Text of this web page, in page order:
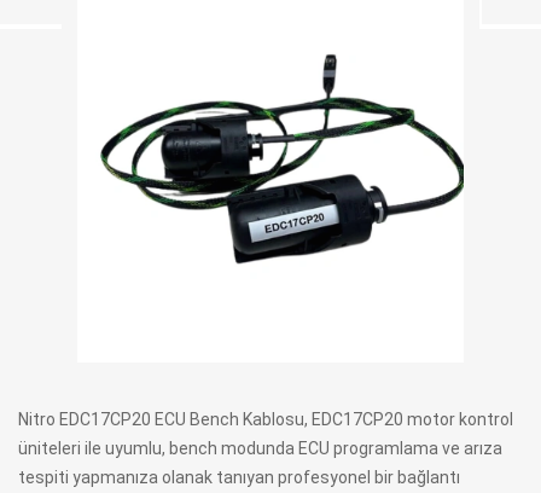
Nitro EDC17CP20 ECU Bench Kablosu, EDC17CP20 motor kontrol
üniteleri ile uyumlu, bench modunda ECU programlama ve arıza
tespiti yapmanıza olanak tanıyan profesyonel bir bağlantı